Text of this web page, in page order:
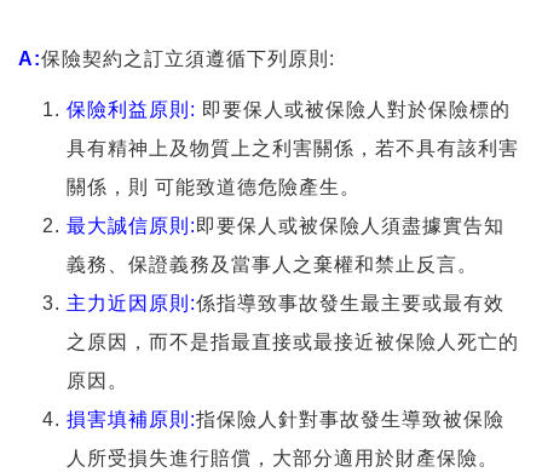
A:保險契約之訂立須遵循下列原則:
保險利益原則: 即要保人或被保險人對於保險標的
具有精神上及物質上之利害關係，若不具有該利害
關係，則 可能致道德危險產生。
最大誠信原則: 即要保人或被保險人須盡據實告知
義務、保證義務及當事人之棄權和禁止反言。
主力近因原則:係指導致事故發生最主要或最有效
之原因，而不是指最直接或最接近被保險人死亡的
原因。
損害填補原則:指保險人針對事故發生導致被保險
人所受損失進行賠償，大部分適用於財產保險。